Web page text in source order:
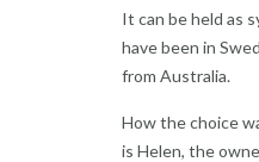
It can be held as
have been in
from Australia.
How the choice
is Helen, the